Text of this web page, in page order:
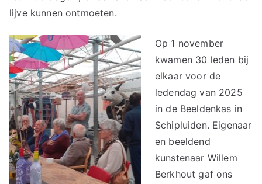
lijve kunnen ontmoeten.
Op 1 november
kwamen 30 leden bij
elkaar voor de
ledendag van 2025
in de Beeldenkas in
Schipluiden. Eigenaar
en beeldend
kunstenaar Willem
Berkhout gaf ons